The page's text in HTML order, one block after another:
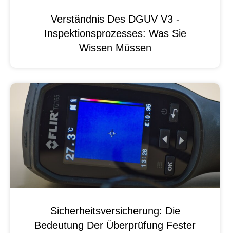
Verständnis Des DGUV V3 -
Inspektionsprozesses: Was Sie
Wissen Müssen
Sicherheitsversicherung: Die
Bedeutung Der Überprüfung Fester